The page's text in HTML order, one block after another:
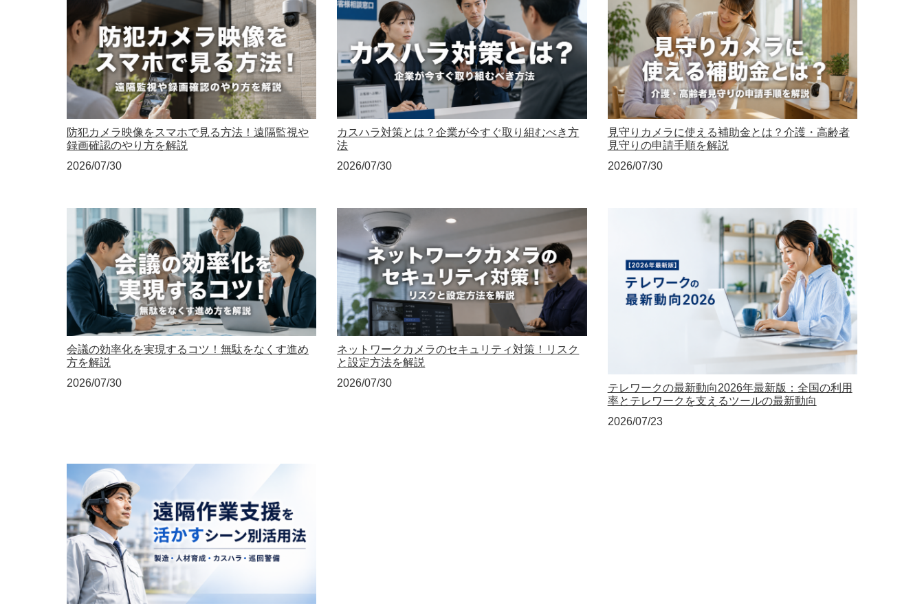
防犯カメラ映像をスマホで見る方法！遠隔監視や
録画確認のやり方を解説
2026/07/30
カスハラ対策とは？企業が今すぐ取り組むべき方
法
2026/07/30
見守りカメラに使える補助金とは？介護・高齢者
見守りの申請手順を解説
2026/07/30
会議の効率化を実現するコツ！無駄をなくす進め
方を解説
2026/07/30
ネットワークカメラのセキュリティ対策！リスク
と設定方法を解説
2026/07/30
テレワークの最新動向2026年最新版：全国の利用
率とテレワークを支えるツールの最新動向
2026/07/23